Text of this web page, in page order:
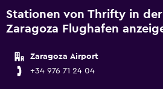
Stationen von Thrifty in
Zaragoza Flughafen
Zaragoza Airport
+34 976 71 24 04